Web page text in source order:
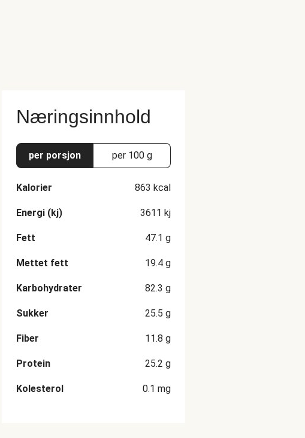
Næringsinnhold
per porsjon per 100 g
Kalorier 863 kcal
Energi (kj) 3611 kj
Fett 47.1 g
Mettet fett 19.4 g
Karbohydrater 82.3 g
Sukker 25.5 g
Fiber 11.8 g
Protein 25.2 g
Kolesterol 0.1 mg